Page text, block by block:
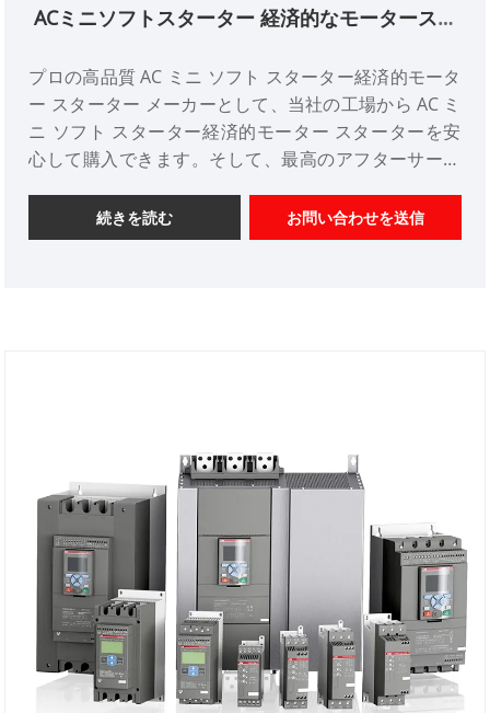
ACミニソフトスターター 経済的なモータースタ
プロの高品質 AC ミニ ソフト スターター経済的モータ
ー スターター メーカーとして、当社の工場から AC ミ
ニ ソフト スターター経済的モーター スターターを安
心して購入できます。そして、最高のアフターサービ
続きを読む お問い合わせを送信